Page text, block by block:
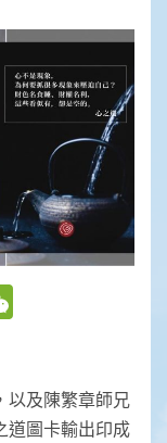
以及陳繁章師兄
道圖卡輸出印成